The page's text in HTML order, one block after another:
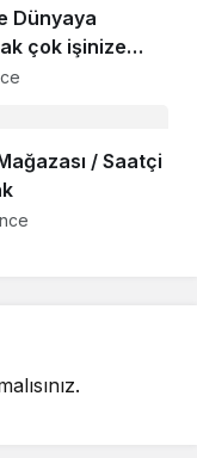
Dünyaya
çok işinize
/ Saatçi
.